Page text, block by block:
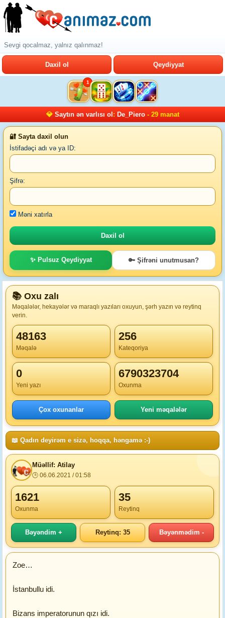
Sevgi qocalmaz, yalnız qalınmaz!
Daxil ol Qeydiyyat
1
💎 Saytın ən varlısı ol : De_Piero- 29 manat
🔐 Sayta daxil olun
İstifadəçi adı və ya ID:
Şifrə:
Məni xatırla
✨ Pulsuz Qeydiyyat 🔑 Şifrəni unutmusan?
📚 Oxu zalı
Məqalələr, hekayələr və maraqlı yazıları oxuyun, şərh yazın və reytinq
verin.
48163
Məqalə
256
Kateqoriya
0
Yeni yazı
6790323704
Oxunma
Çox oxunanlar Yeni məqalələr
📖 Qadın deyirəm e sizə, hoqqa, həngamə :-)
Müəllif: Atilay
🕒 06.06.2021 / 01:58
1621
Oxunma
35
Reytinq
Bəyəndim + Reytinq: 35 Bəyənmədim -
Zoe…
İstanbullu idi.
Bizans imperatorunun qızı idi.